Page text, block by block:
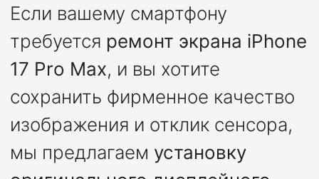
Если вашему смартфону
требуется ремонт экрана iPhone
17 Pro Max, и вы хотите
сохранить фирменное качество
изображения и отклик сенсора,
мы предлагаем установку